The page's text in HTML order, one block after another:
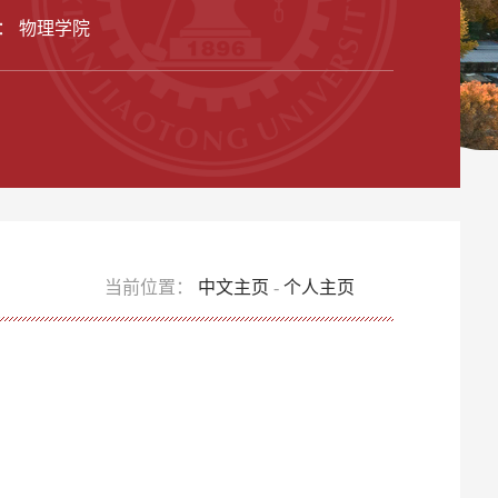
物理学院
当前位置： 中文主页 -个人主页